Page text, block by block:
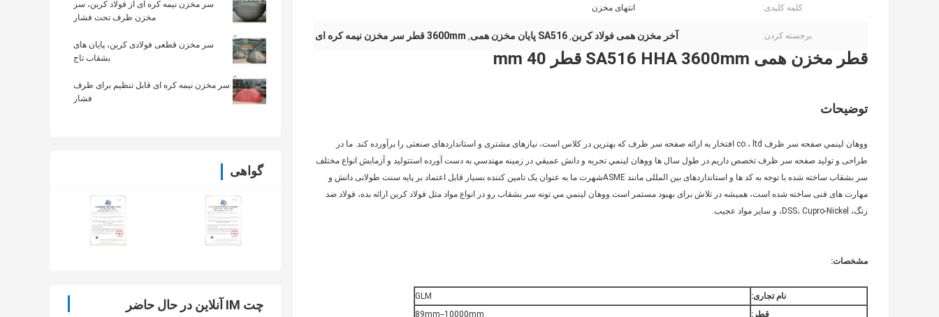
سر مخزن نیمه کره ای از فولاد کربن، سر
مخزن ظرف تحت فشار
سر مخزن قطعی فولادی کربن، پایان های
بشقاب تاج
سر مخزن نیمه کره ای قابل تنظیم برای ظرف
فشار
گواهی
چت IM آنلاین در حال حاضر
کلمه کلیدی: انتهای مخزن
برجسته کردن: آخر مخزن همی فولاد کربن, SA516 پایان مخزن همی , 3600mm قطر سر مخزن نیمه کره ای
قطر مخزن همی SA516 HHA 3600mm قطر 40 mm
توضیحات
ووهان لينمي صفحه سر ظرف co.، ltd افتخار به ارائه صفحه سر ظرف که بهترین در کلاس است، نیازهای مشتری و استانداردهای صنعتی را برآورده کند. ما در
طراحی و تولید صفحه سر ظرف تخصص داریم.در طول سال ها ووهان لينمي تجربه و دانش عميقي در زمينه مهندسي به دست آورده استتولید و آزمایش انواع مختلف
سر بشقاب ساخته شده با توجه به کد ها و استانداردهای بین المللی مانند ASMEشهرت ما به عنوان یک تامین کننده بسیار قابل اعتماد بر پایه سنت طولانی دانش و
مهارت های فنی ساخته شده است، همیشه در تلاش برای بهبود مستمر است.ووهان لينمي مي تونه سر بشقاب رو در انواع مواد مثل فولاد کربن ارائه بده، فولاد ضد
زنگ، DSS، Cupro-Nickel، و سایر مواد عجیب.
مشخصات:
نام تجاری:
GLM
قطر:
89mm--10000mm